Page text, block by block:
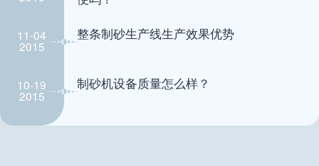
11-04
2015
整条制砂生产线生产效果优势
10-19
2015
制砂机设备质量怎么样？